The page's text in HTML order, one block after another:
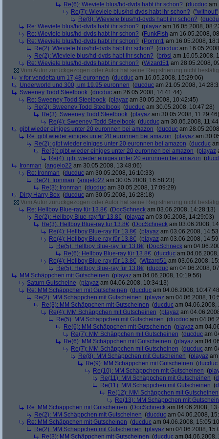
Re(6): Wieviele blus/hd-dvds habt ihr schon? (ducduc am
Re(7): Wieviele blus/hd-dvds habt ihr schon? ("without"
Re(8): Wieviele blus/hd-dvds habt ihr schon? (
Re: Wieviele blus/hd-dvds habt ihr schon? (playaz am 16.05.2008,
Re: Wieviele blus/hd-dvds habt ihr schon? (FunkFish am 16.05.2008,
Re: Wieviele blus/hd-dvds habt ihr schon? (Pomm1 am 16.05.2008,
Re(2): Wieviele blus/hd-dvds habt ihr schon? (ducduc am
Re(2): Wieviele blus/hd-dvds habt ihr schon? (brösl am 16.05.2008,
Re: Wieviele blus/hd-dvds habt ihr schon? (Wizard51 am 28.05.2008,
Vom Autor zurückgezogen oder Autor hat seine Registrierung nicht
v for vendetta um 17,48 euronnen (ducduc am 16.05.2008, 15:29:06)
Underworld und 300, um 19,95 euronnen (ducduc am 21.05.2008,
Sweeney Todd Steelbook (ducduc am 26.05.2008, 14:41:44)
Re: Sweeney Todd Steelbook (playaz am 30.05.2008, 10:42:45)
Re(2): Sweeney Todd Steelbook (ducduc am 30.05.2008, 10:47:28)
Re(3): Sweeney Todd Steelbook (playaz am 30.05.2008, 11:29:46)
Re(4): Sweeney Todd Steelbook (ducduc am 30.05.2008,
gibt wieder einiges unter 20 euronnen bei amazon (ducduc am
Re: gibt wieder einiges unter 20 euronnen bei amazon (playaz am
Re(2): gibt wieder einiges unter 20 euronnen bei amazon (ducduc
Re(3): gibt wieder einiges unter 20 euronnen bei amazon (playaz
Re(4): gibt wieder einiges unter 20 euronnen bei amazon (
Ironman (angelo22 am 30.05.2008, 13:48:06)
Re: Ironman (ducduc am 30.05.2008, 16:10:33)
Re(2): Ironman (angelo22 am 30.05.2008, 16:58:23)
Re(3): Ironman (ducduc am 30.05.2008, 17:09:29)
Dirty Harry Box (ducduc am 30.05.2008, 16:28:18)
Vom Autor zurückgezogen oder Autor hat seine Registrierung nicht
Re: Hellboy Blue-ray für 13.8€ (DocSchneck am 03.06.2008, 14:28:13)
Re(2): Hellboy Blue-ray für 13.8€ (playaz am 03.06.2008, 14:29:03)
Re(3): Hellboy Blue-ray für 13.8€ (DocSchneck am 03.06.2008,
Re(4): Hellboy Blue-ray für 13.8€ (playaz am 03.06.2008,
Re(4): Hellboy Blue-ray für 13.8€ (playaz am 03.06.2008,
Re(5): Hellboy Blue-ray für 13.8€ (DocSchneck am
Re(6): Hellboy Blue-ray für 13.8€ (ducduc am
Re(4): Hellboy Blue-ray für 13.8€ (Wizard51 am 03.06.2008,
Re(5): Hellboy Blue-ray für 13.8€ (ducduc am 04.06.2008,
MM Schäppchen mit Gutscheinen (playaz am 04.06.2008, 10:19:56)
Saturn Gutscheine (playaz am 04.06.2008, 10:34:13)
Re: MM Schäppchen mit Gutscheinen (ducduc am 04.06.2008,
Re(2): MM Schäppchen mit Gutscheinen (playaz am 04.06.2008,
Re(3): MM Schäppchen mit Gutscheinen (ducduc am 04.06.2008,
Re(4): MM Schäppchen mit Gutscheinen (playaz am
Re(5): MM Schäppchen mit Gutscheinen (ducduc am
Re(6): MM Schäppchen mit Gutscheinen (playaz am
Re(7): MM Schäppchen mit Gutscheinen (ducduc am
Re(6): MM Schäppchen mit Gutscheinen (playaz am
Re(7): MM Schäppchen mit Gutscheinen (ducduc am
Re(8): MM Schäppchen mit Gutscheinen (playaz
Re(9): MM Schäppchen mit Gutscheinen (ducduc
Re(10): MM Schäppchen mit Gutscheinen (
Re(11): MM Schäppchen mit Gutscheinen (
Re(11): MM Schäppchen mit Gutscheinen (
Re(12): MM Schäppchen mit Gutscheinen
Re(13): MM Schäppchen mit
Re: MM Schäppchen mit Gutscheinen (DocSchneck am 04.06.2008,
Re(2): MM Schäppchen mit Gutscheinen (ducduc am 04.06.2008,
Re: MM Schäppchen mit Gutscheinen (ducduc am 04.06.2008,
Re(2): MM Schäppchen mit Gutscheinen (playaz am 04.06.2008,
Re(3): MM Schäppchen mit Gutscheinen (ducduc am 04.06.2008,